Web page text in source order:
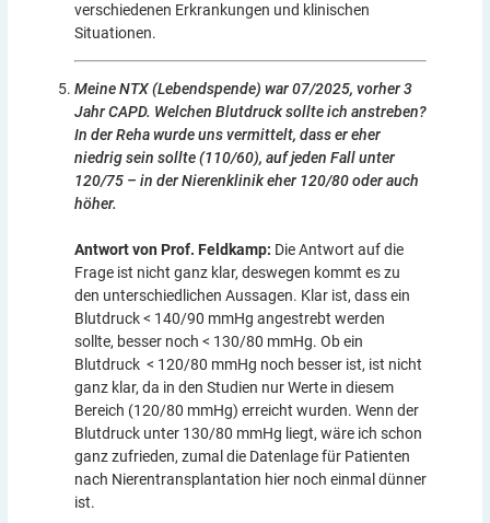
verschiedenen Erkrankungen und klinischen
Situationen.
Meine NTX (Lebendspende) war 07/2025, vorher 3
Jahr CAPD. Welchen Blutdruck sollte ich anstreben?
In der Reha wurde uns vermittelt, dass er eher
niedrig sein sollte (110/60), auf jeden Fall unter
120/75 – in der Nierenklinik eher 120/80 oder auch
höher.
Antwort von Prof. Feldkamp: Die Antwort auf die
Frage ist nicht ganz klar, deswegen kommt es zu
den unterschiedlichen Aussagen. Klar ist, dass ein
Blutdruck < 140/90 mmHg angestrebt werden
sollte, besser noch < 130/80 mmHg. Ob ein
Blutdruck < 120/80 mmHg noch besser ist, ist nicht
ganz klar, da in den Studien nur Werte in diesem
Bereich (120/80 mmHg) erreicht wurden. Wenn der
Blutdruck unter 130/80 mmHg liegt, wäre ich schon
ganz zufrieden, zumal die Datenlage für Patienten
nach Nierentransplantation hier noch einmal dünner
ist.